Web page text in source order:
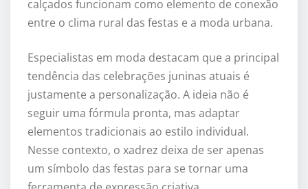
calçados funcionam como elemento de conexão
entre o clima rural das festas e a moda urbana.
Especialistas em moda destacam que a principal
tendência das celebrações juninas atuais é
justamente a personalização. A ideia não é
seguir uma fórmula pronta, mas adaptar
elementos tradicionais ao estilo individual.
Nesse contexto, o xadrez deixa de ser apenas
um símbolo das festas para se tornar uma